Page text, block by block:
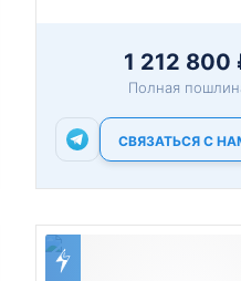
1 212 800
Полная
СВЯЗАТЬСЯ С